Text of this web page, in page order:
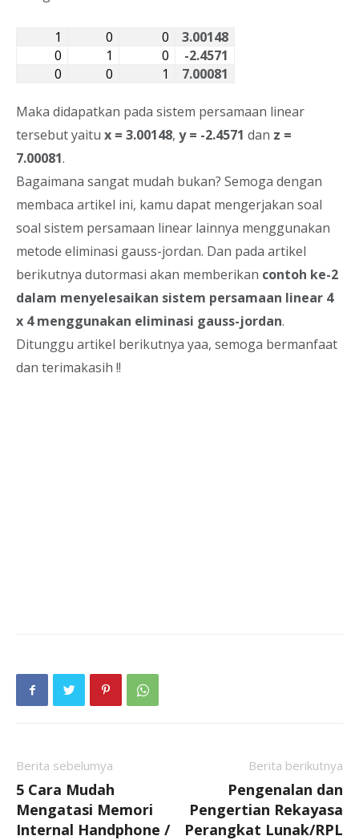
1 0 0
3.00148
0
1 0
-2.4571
0
0 1 7.00081
Maka didapatkan pada sistem persamaan linear
tersebut yaitu x = 3.00148, y = -2.4571 dan z =
7.00081.
Bagaimana sangat mudah bukan? Semoga dengan
membaca artikel ini, kamu dapat mengerjakan soal
soal sistem persamaan linear lainnya menggunakan
metode eliminasi gauss-jordan. Dan pada artikel
berikutnya dutormasi akan memberikan contoh ke-2
dalam menyelesaikan sistem persamaan linear 4
x 4 menggunakan eliminasi gauss-jordan.
Ditunggu artikel berikutnya yaa, semoga bermanfaat
dan terimakasih !!
Berita sebelumya
5 Cara Mudah
Mengatasi Memori
Internal Handphone /
Berita berikutnya
Pengenalan dan
Pengertian Rekayasa
Perangkat Lunak/RPL